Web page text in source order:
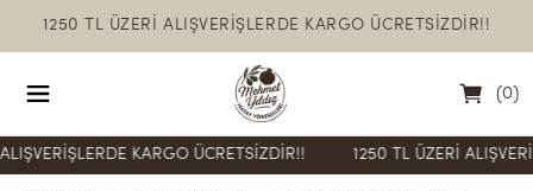
1250 TL ÜZERİ ALIŞVERİŞLERDE KARGO ÜCRETSİZDİR!!
(0)
KARGO ÜCRETSİZDİR!! 1250 TL ÜZERİ